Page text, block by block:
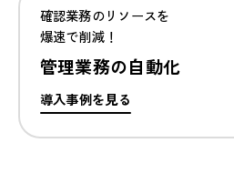
確認業務のリソースを
爆速で削減！
管理業務の自動化
導入事例を見る